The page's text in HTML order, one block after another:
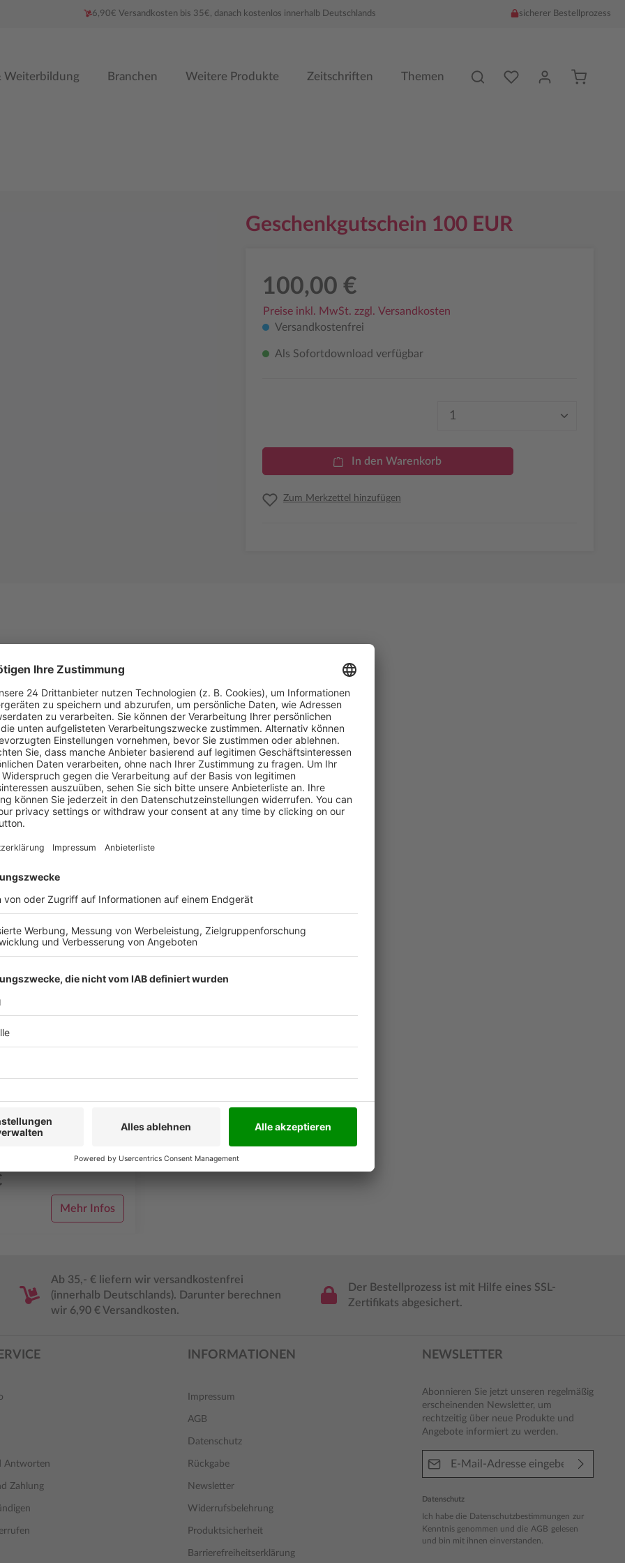
6,90€ Versandkosten bis 35€, danach kostenlos innerhalb Deutschlands sicherer Bestellprozess
Weiterbildung Branchen Weitere Produkte Zeitschriften Themen Du hast %counter%
Geschenkgutschein 100 EUR
100,00 €
Preise inkl. MwSt. zzgl. Versandkosten
Versandkostenfrei
Als Sofortdownload verfügbar
Produkt Anzahl: Gib
In den Warenkorb
Zum Merkzettel hinzufügen
eifrigen Handwerker-Kids
Holzmann Medienshop
an Fachbüchern und
und anderen
E-Mail mit dem
ausdrucken, in ein
20 € Machen Sie Ihren
im Wert von
Mehr Infos
Ab 35,- € liefern wir versandkostenfrei
(innerhalb Deutschlands). Darunter berechnen
wir 6,90 € Versandkosten.
Der Bestellprozess ist mit Hilfe eines SSL-
Zertifikats abgesichert.
Antworten
Zahlung
INFORMATIONEN
Impressum
AGB
Datenschutz
Rückgabe
Newsletter
Widerrufsbelehrung
Produktsicherheit
Barrierefreiheitserklärung
NEWSLETTER
Abonnieren Sie jetzt unseren regelmäßig
erscheinenden Newsletter, um
rechtzeitig über neue Produkte und
Angebote informiert zu werden.
Datenschutz
Ich habe die Datenschutzbestimmungen zur
Kenntnis genommen und die AGB gelesen
und bin mit ihnen einverstanden.